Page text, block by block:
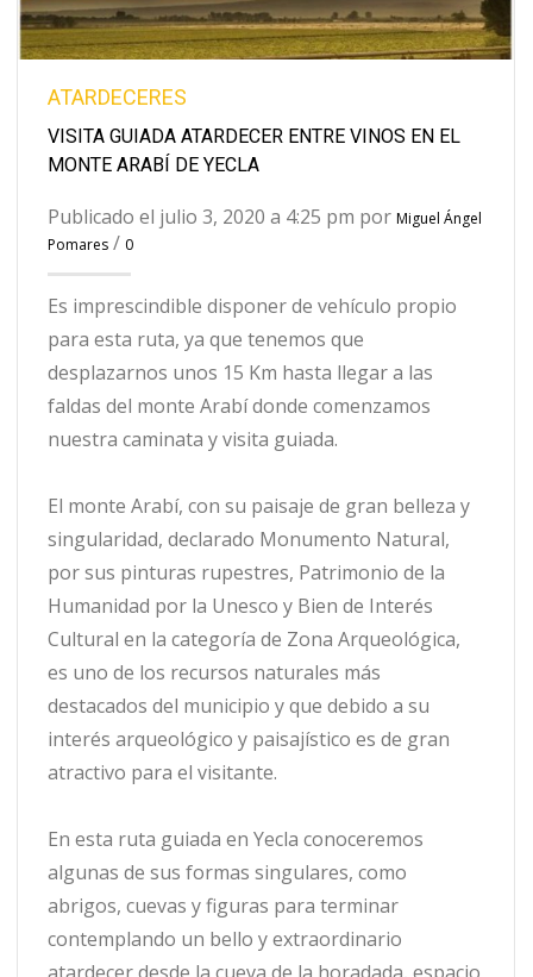
ATARDECERES
VISITA GUIADA ATARDECER ENTRE VINOS EN EL
MONTE ARABÍ DE YECLA
Publicado el julio 3, 2020 a 4:25 pm por Miguel Ángel
Pomares / 0
Es imprescindible disponer de vehículo propio
para esta ruta, ya que tenemos que
desplazarnos unos 15 Km hasta llegar a las
faldas del monte Arabí donde comenzamos
nuestra caminata y visita guiada.
El monte Arabí, con su paisaje de gran belleza y
singularidad, declarado Monumento Natural,
por sus pinturas rupestres, Patrimonio de la
Humanidad por la Unesco y Bien de Interés
Cultural en la categoría de Zona Arqueológica,
es uno de los recursos naturales más
destacados del municipio y que debido a su
interés arqueológico y paisajístico es de gran
atractivo para el visitante.
En esta ruta guiada en Yecla conoceremos
algunas de sus formas singulares, como
abrigos, cuevas y figuras para terminar
contemplando un bello y extraordinario